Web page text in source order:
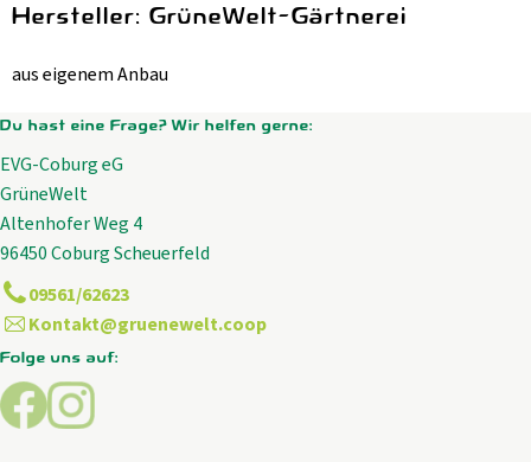
Hersteller: GrüneWelt-Gärtnerei
aus eigenem Anbau
Du hast eine Frage? Wir helfen gerne:
EVG-Coburg eG
GrüneWelt
Altenhofer Weg 4
96450 Coburg Scheuerfeld
09561/62623
Kontakt@gruenewelt.coop
Folge uns auf:
Externer Link zu https://www.facebook.com/
Externer Link zu https://www.instagram.com/